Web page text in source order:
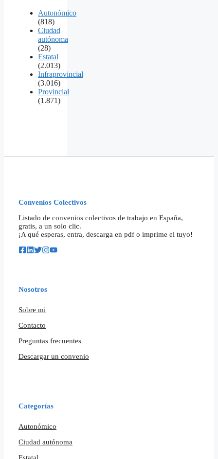
Autonómico
(818)
Ciudad
autónoma
(28)
Estatal
(2.013)
Infraprovincial
(3.016)
Provincial
(1.871)
Convenios Colectivos
Listado de convenios colectivos de trabajo en España,
gratis, a un solo clic.
¡A qué esperas, entra, descarga en pdf o imprime el tuyo!
Nosotros
Sobre mi
Contacto
Preguntas frecuentes
Descargar un convenio
Categorías
Autonómico
Ciudad autónoma